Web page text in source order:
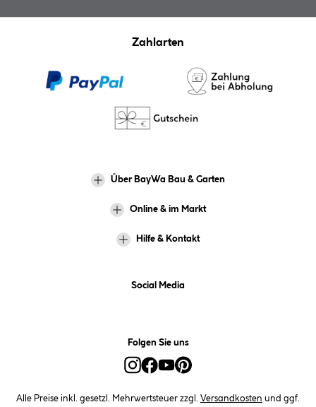
Zahlarten
Über BayWa Bau & Garten
Online & im Markt
Hilfe & Kontakt
Social Media
Folgen Sie uns
Alle Preise inkl. gesetzl. Mehrwertsteuer zzgl. Versandkosten und ggf.